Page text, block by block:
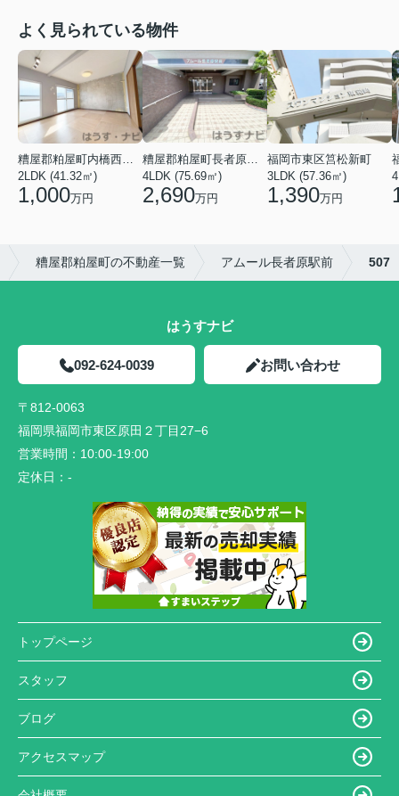
よく見られている物件
糟屋郡粕屋町内橋西多の津団地
2LDK (41.32㎡)
1,000万円
4LDK (75.69㎡)
2,690万円
福岡市東区筥松新町
3LDK (57.36㎡)
1,390万円
糟屋郡粕屋町の不動産一覧 アムール長者原駅前 507
はうすナビ
092-624-0039 お問い合わせ
〒812-0063
福岡県福岡市東区原田２丁目27−6
営業時間： 10:00-19:00
定休日： -
トップページ
スタッフ
ブログ
アクセスマップ